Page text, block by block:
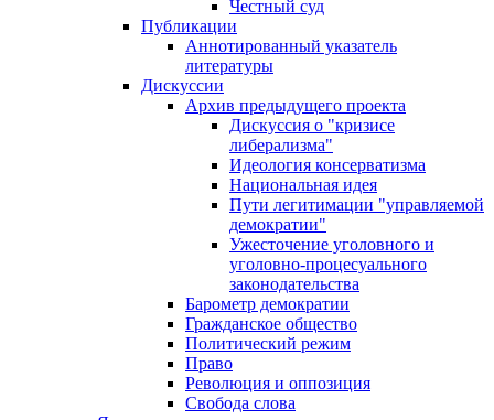
Честный суд
Публикации
Аннотированный указатель
литературы
Дискуссии
Архив предыдущего проекта
Дискуссия о "кризисе
либерализма"
Идеология консерватизма
Национальная идея
Пути легитимации "управляемой
демократии"
Ужесточение уголовного и
уголовно-процесуального
законодательства
Барометр демократии
Гражданское общество
Политический режим
Право
Революция и оппозиция
Свобода слова